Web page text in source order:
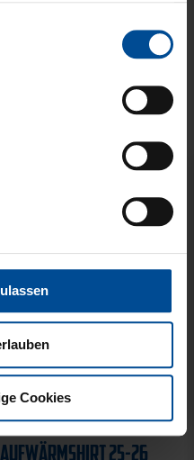
Cookies
Sale
AUFWÄRMSHIRT 25-26